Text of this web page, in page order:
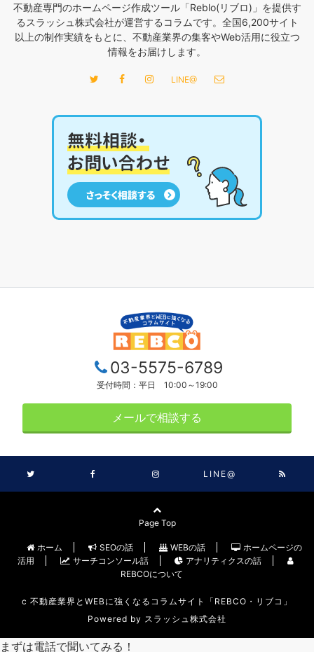
不動産専門のホームページ作成ツール「Reblo(リブロ)」を提供す
るスラッシュ株式会社が運営するコラムです。全国6,200サイト
以上の制作実績をもとに、不動産業界の集客やWeb活用に役立つ
情報をお届けします。
LINE@
03-5575-6789
受付時間：平日 10:00～19:00
メールで相談する
LINE@
Page Top
ホーム SEOの話 WEBの話
ホームページの
活用
サーチコンソール話
アナリティクスの話
REBCOについて
c 不動産業界とWEBに強くなるコラムサイト「REBCO・リブコ」
Powered by スラッシュ株式会社
まずは電話で聞いてみる！